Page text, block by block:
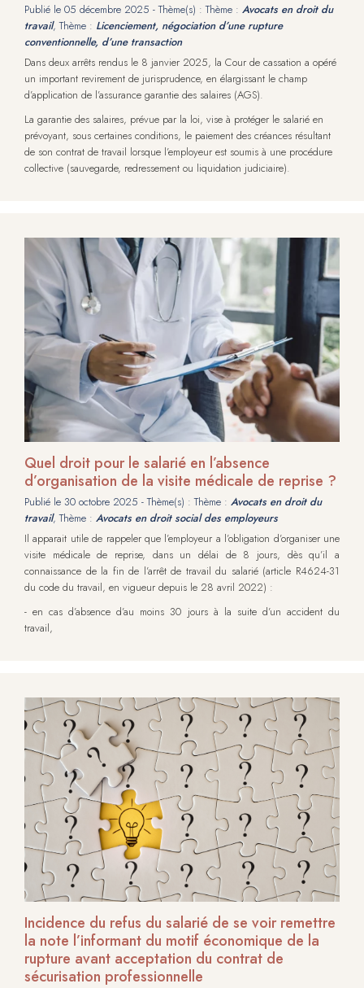
Publié le 05 décembre 2025 - Thème(s) : Thème : Avocats en droit du
travail, Thème : Licenciement, négociation d’une rupture
conventionnelle, d’une transaction
Dans deux arrêts rendus le 8 janvier 2025, la Cour de cassation a opéré
un important revirement de jurisprudence, en élargissant le champ
d’application de l’assurance garantie des salaires (AGS).
La garantie des salaires, prévue par la loi, vise à protéger le salarié en
prévoyant, sous certaines conditions, le paiement des créances résultant
de son contrat de travail lorsque l’employeur est soumis à une procédure
collective (sauvegarde, redressement ou liquidation judiciaire).
Quel droit pour le salarié en l’absence
d’organisation de la visite médicale de reprise ?
Publié le 30 octobre 2025 - Thème(s) : Thème : Avocats en droit du
travail, Thème : Avocats en droit social des employeurs
Il apparait utile de rappeler que l’employeur a l’obligation d’organiser une
visite médicale de reprise, dans un délai de 8 jours, dès qu’il a
connaissance de la fin de l’arrêt de travail du salarié (article R4624-31
du code du travail, en vigueur depuis le 28 avril 2022) :
- en cas d’absence d’au moins 30 jours à la suite d’un accident du
travail,
Incidence du refus du salarié de se voir remettre
la note l’informant du motif économique de la
rupture avant acceptation du contrat de
sécurisation professionnelle